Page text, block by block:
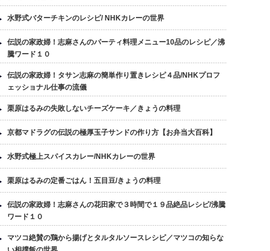
水野式バターチキンのレシピ/ NHKカレーの世界
伝説の家政婦！志麻さんのパーティ料理メニュー10品のレシピ／沸
騰ワード１０
伝説の家政婦！タサン志麻の簡単作り置きレシピ４品/NHKプロフ
ェッショナル仕事の流儀
栗原はるみの失敗しないチーズケーキ／きょうの料理
京都マドラグの伝説の極厚玉子サンドの作り方【お弁当大百科】
水野式極上スパイスカレー/NHKカレーの世界
栗原はるみの定番ごはん！五目豆/きょうの料理
伝説の家政婦！志麻さんの花田家で３時間で１９品絶品レシピ/沸騰
ワード１０
マツコ絶賛の鶏から揚げとタルタルソースレシピ／マツコの知らな